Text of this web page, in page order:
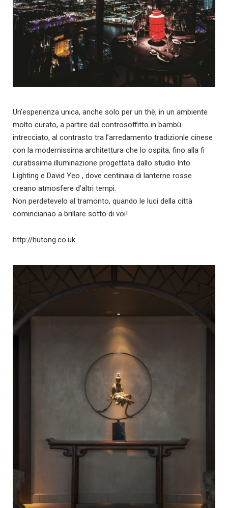
Un’esperienza unica, anche solo per un thè, in un ambiente
molto curato, a partire dal controsoffitto in bambù
intrecciato, al contrasto tra l’arredamento tradizionle cinese
con la modernissima architettura che lo ospita, fino alla fi
curatissima illuminazione progettata dallo studio Into
Lighting e David Yeo , dove centinaia di lanterne rosse
creano atmosfere d’altri tempi.
Non perdetevelo al tramonto, quando le luci della città
comincianao a brillare sotto di voi!
http://hutong.co.uk